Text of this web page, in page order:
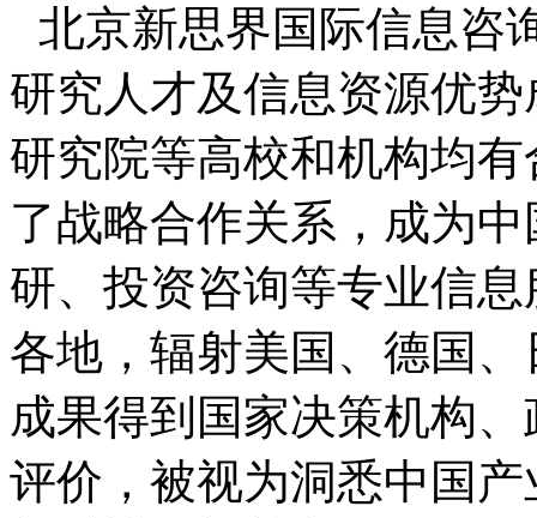
北京新思界国际信息咨
研究人才及信息资源优
研究院等高校和机构均
了战略合作关系，成为
研、投资咨询等专业信
各地，辐射美国、德国
成果得到国家决策机构
评价，被视为洞悉中国